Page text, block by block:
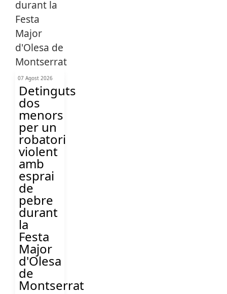
07 Agost 2026
Detinguts
dos
menors
per un
robatori
violent
amb
esprai
de
pebre
durant
la
Festa
Major
d'Olesa
de
Montserrat